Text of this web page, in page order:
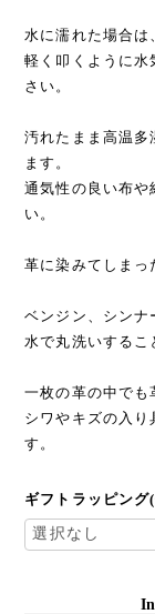
水に濡れた場合は
軽く叩くように水
さい。
汚れたまま高温多
ます。
通気性の良い布や
い。
革に染みてしまっ
ベンジン、シンナ
水で丸洗いするこ
一枚の革の中でも
シワやキズの入り
す。
ギフトラッピング